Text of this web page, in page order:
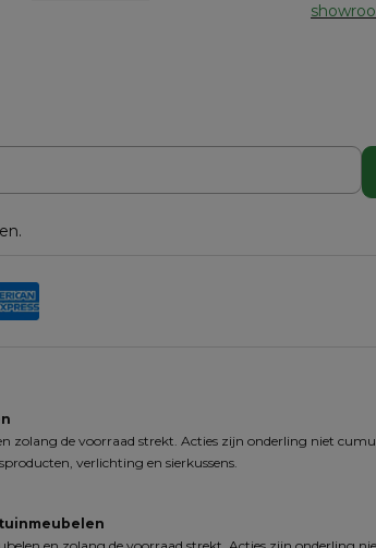
zolang de voorraad strekt. Acties zijn onderling niet
verlichting en sierkussens.